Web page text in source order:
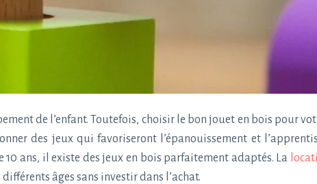
de l’enfant. Toutefois, choisir le bon jouet en bois pour
des jeux qui favoriseront l’épanouissement et
ans, il existe des jeux en bois parfaitement adaptés. La
âges sans investir dans l’achat.